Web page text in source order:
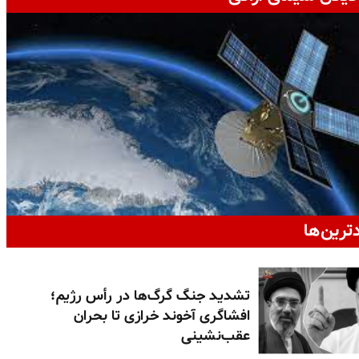
تشدید جنگ گرگ‌ها در رأس رژیم؛
افشاگری آخوند خرازی تا بحران
عقب‌نشینی